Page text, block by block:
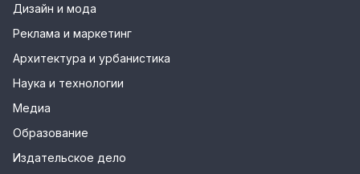
Дизайн и мода
Реклама и маркетинг
Архитектура и урбанистика
Наука и технологии
Медиа
Образование
Издательское дело